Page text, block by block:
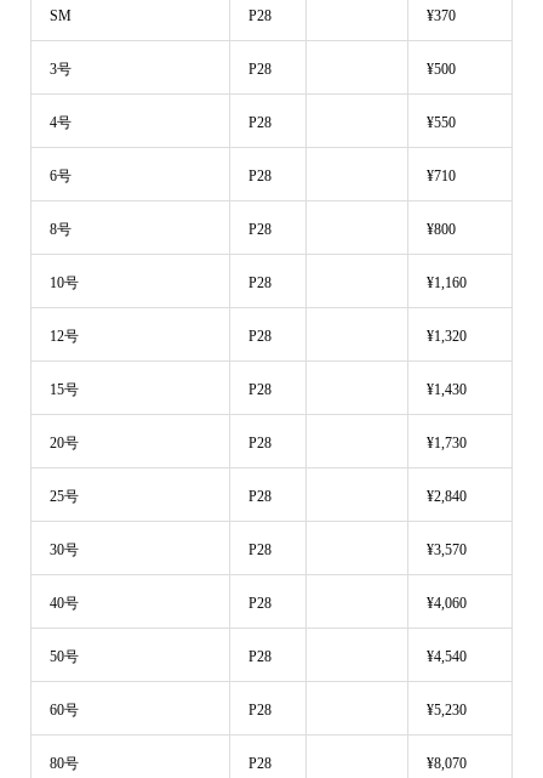
SM P28 ¥370
3号 P28 ¥500
4号 P28 ¥550
6号 P28 ¥710
8号 P28 ¥800
10号 P28 ¥1,160
12号 P28 ¥1,320
15号 P28 ¥1,430
20号 P28 ¥1,730
25号 P28 ¥2,840
30号 P28 ¥3,570
40号 P28 ¥4,060
50号 P28 ¥4,540
60号 P28 ¥5,230
80号 P28 ¥8,070